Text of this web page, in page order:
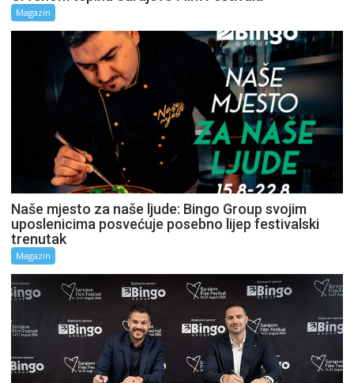
Magazin
Naše mjesto za naše ljude: Bingo Group svojim
uposlenicima posvećuje posebno lijep festivalski
trenutak
Magazin